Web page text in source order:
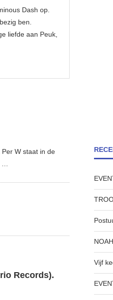
Dash op.
ben.
liefde aan Peuk,
W staat in de
…
Records).
Vijf